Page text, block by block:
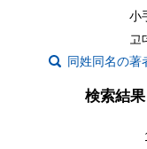
小
고
同姓同名の著
検索結果